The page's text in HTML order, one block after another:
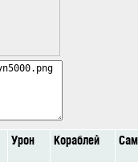
Урон Кораблей